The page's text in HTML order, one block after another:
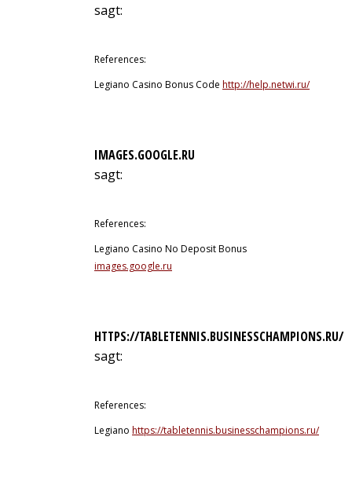
sagt:
References:
Legiano Casino Bonus Code http://help.netwi.ru/
IMAGES.GOOGLE.RU
sagt:
References:
Legiano Casino No Deposit Bonus
images.google.ru
HTTPS://TABLETENNIS.BUSINESSCHAMPIONS.RU/
sagt:
References:
Legiano https://tabletennis.businesschampions.ru/